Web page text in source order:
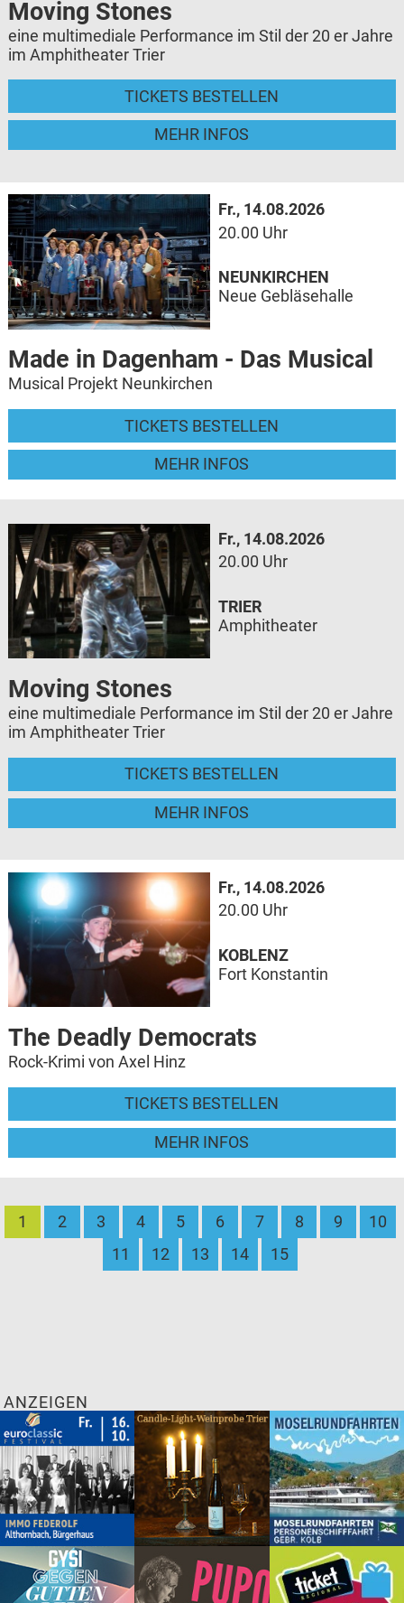
Moving Stones
eine multimediale Performance im Stil der 20 er Jahre
im Amphitheater Trier
TICKETS BESTELLEN
MEHR INFOS
Fr., 14.08.2026
20.00 Uhr
Made in Dagenham - Das Musical
Musical Projekt Neunkirchen
TICKETS BESTELLEN
MEHR INFOS
NEUNKIRCHEN
Neue Gebläsehalle
Fr., 14.08.2026
20.00 Uhr
Moving Stones
eine multimediale Performance im Stil der 20 er Jahre
im Amphitheater Trier
TICKETS BESTELLEN
MEHR INFOS
TRIER
Amphitheater
Fr., 14.08.2026
20.00 Uhr
The Deadly Democrats
Rock-Krimi von Axel Hinz
TICKETS BESTELLEN
MEHR INFOS
KOBLENZ
Fort Konstantin
1 2 3 4 5 6 7 8 9
10
11
12 13 14 15
ANZEIGEN